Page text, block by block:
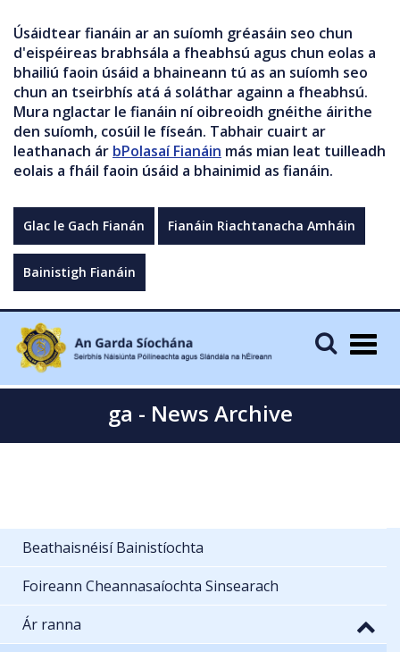
Úsáidtear fianáin ar an suíomh gréasáin seo chun
d'eispéireas brabhsála a fheabhsú agus chun eolas a
bhailiú faoin úsáid a bhaineann tú as an suíomh seo
chun an tseirbhís atá á soláthar againn a fheabhsú.
Mura nglactar le fianáin ní oibreoidh gnéithe áirithe
den suíomh, cosúil le físeán. Tabhair cuairt ar
leathanach ár bPolasaí Fianáin más mian leat tuilleadh
eolais a fháil faoin úsáid a bhainimid as fianáin.
Glac le Gach Fianán Fianáin Riachtanacha Amháin
Bainistigh Fianáin
ga - News Archive
Beathaisnéisí Bainistíochta
Foireann Cheannasaíochta Sinsearach
Ár ranna